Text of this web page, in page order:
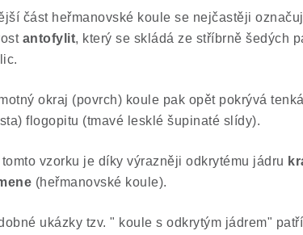
část heřmanovské koule se nejčastěji
antofylit, který se skládá ze stříbrně šedých
okraj (povrch) koule pak opět pokrývá
flogopitu (tmavé lesklé šupinaté slídy).
tomto vzorku je díky výrazněji odkrytému jádru
(heřmanovské koule).
ukázky tzv. " koule s odkrytým jádrem"